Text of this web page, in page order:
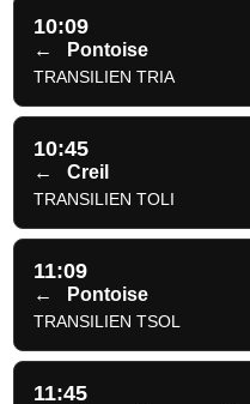
10:09
← Pontoise
TRANSILIEN TRIA
10:45
← Creil
TRANSILIEN TOLI
11:09
← Pontoise
TRANSILIEN TSOL
11:45